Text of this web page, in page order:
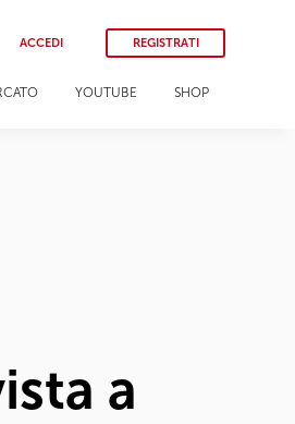
ACCEDI REGISTRATI
YOUTUBE SHOP
a